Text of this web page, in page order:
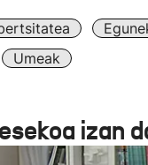
Umeak
izan